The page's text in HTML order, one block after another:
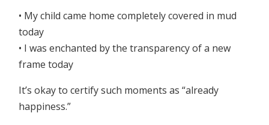
• My child came home completely covered in mud
today
• I was enchanted by the transparency of a new
frame today
It’s okay to certify such moments as “already
happiness.”